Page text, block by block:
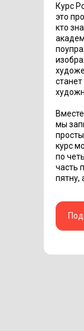
Курс
это
кто
мы
курс
по
часть
пятну,